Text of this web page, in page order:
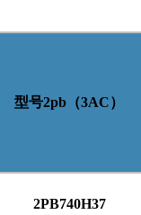
型号2pb （3AC）
2PB740H37